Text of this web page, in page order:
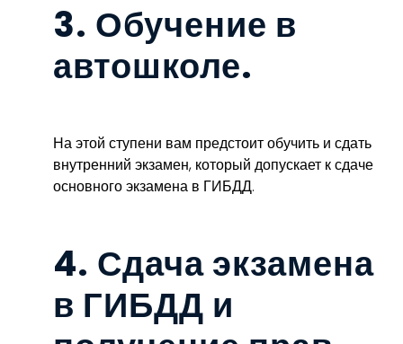
3. Обучение в
автошколе.
На этой ступени вам предстоит обучить и сдать
внутренний экзамен, который допускает к сдаче
основного экзамена в ГИБДД.
4. Сдача экзамена
в ГИБДД и